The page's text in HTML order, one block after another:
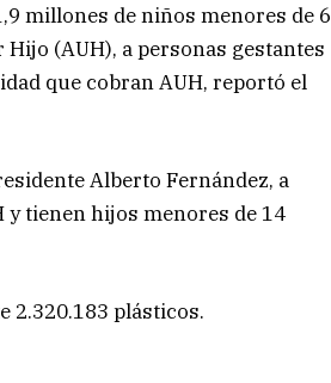
millones de niños menores de 6
(AUH), a personas gestantes
que cobran AUH, reportó el
Alberto Fernández, a
y tienen hijos menores de 14
2.320.183 plásticos.